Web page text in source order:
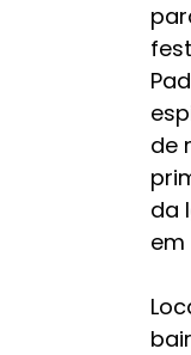
de
da